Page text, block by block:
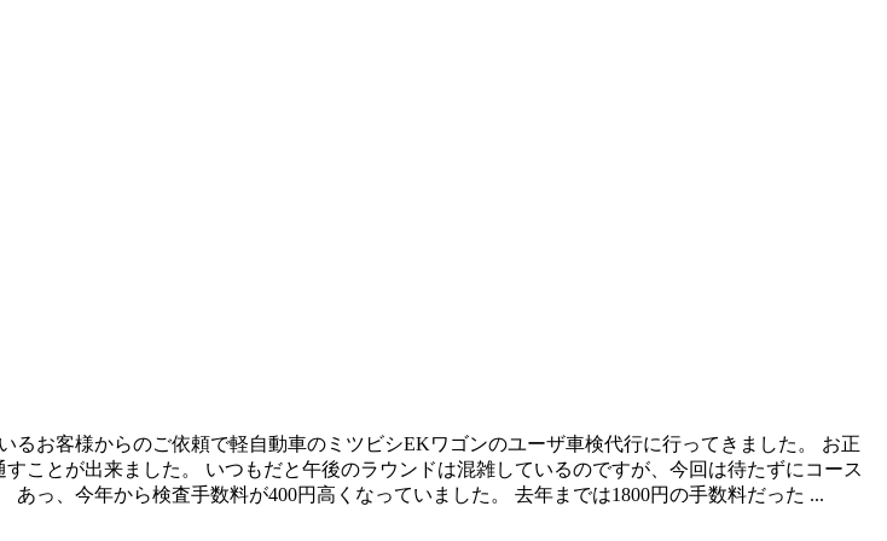
お客様からのご依頼で軽自動車のミツビシEKワゴンのユーザ車検代行に行ってきました。 お正
ことが出来ました。 いつもだと午後のラウンドは混雑しているのですが、今回は待たずにコース
っ、今年から検査手数料が400円高くなっていました。 去年までは1800円の手数料だった ...